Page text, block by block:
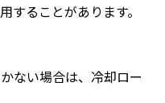
することがあります。
ない場合は、冷却ロー